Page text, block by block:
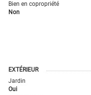
Bien en copropriété
Non
EXTÉRIEUR
Jardin
Oui